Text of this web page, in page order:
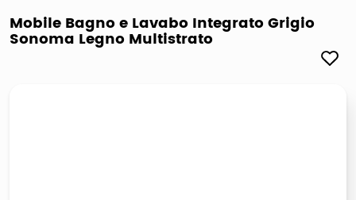
elenchi telefonici
orologio parete
Mobile Bagno e Lavabo Integrato Grigio
Sonoma Legno Multistrato